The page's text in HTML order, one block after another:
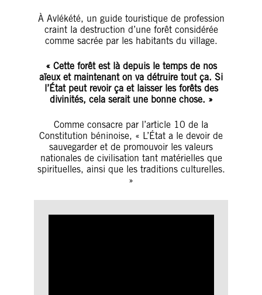
À Avlékété, un guide touristique de profession
craint la destruction d’une forêt considérée
comme sacrée par les habitants du village.
« Cette forêt est là depuis le temps de nos
aïeux et maintenant on va détruire tout ça. Si
l’État peut revoir ça et laisser les forêts des
divinités, cela serait une bonne chose. »
Comme consacre par l’article 10 de la
Constitution béninoise, « L’État a le devoir de
sauvegarder et de promouvoir les valeurs
nationales de civilisation tant matérielles que
spirituelles, ainsi que les traditions culturelles.
»